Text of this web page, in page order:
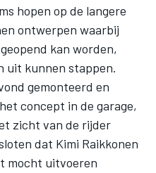
hopen op de langere
ontwerpen waarbij
kan worden,
uit kunnen stappen.
gemonteerd en
concept in de garage,
zicht van de rijder
dat Kimi Raikkonen
mocht uitvoeren